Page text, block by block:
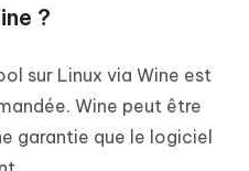
?
sur Linux via Wine est
Wine peut être
garantie que le logiciel